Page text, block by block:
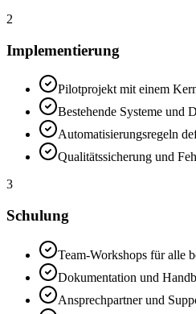
2
Implementierung
Pilotprojekt mit einem
Bestehende Systeme und
Automatisierungsregeln
Qualitätssicherung und
3
Schulung
Team-Workshops für alle
Dokumentation und
Ansprechpartner und